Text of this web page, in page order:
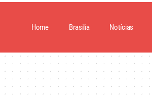
Home Brasilia Notícias